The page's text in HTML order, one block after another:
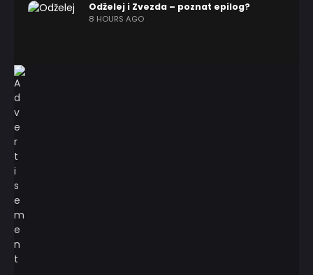
Odželej i Zvezda – poznat epilog?
8 HOURS AGO